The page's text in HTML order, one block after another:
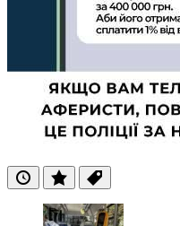
ОстанніПопулярні
Теги